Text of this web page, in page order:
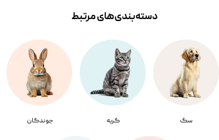
سگ گربه جوندگان
دسته‌بندی‌‌های مرتبط